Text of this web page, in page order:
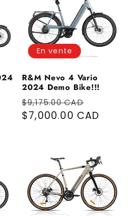
promotionnel
En vente
R&M Nevo 4 Vario
2024 Demo Bike!!!
Prix habituel
$9,175.00 CAD
$7,000.00 CAD